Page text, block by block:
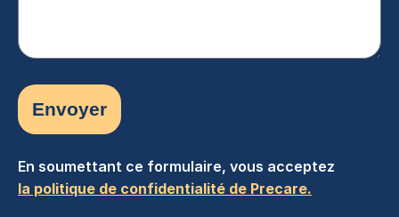
En soumettant ce formulaire, vous acceptez
la politique de confidentialité de Precare.